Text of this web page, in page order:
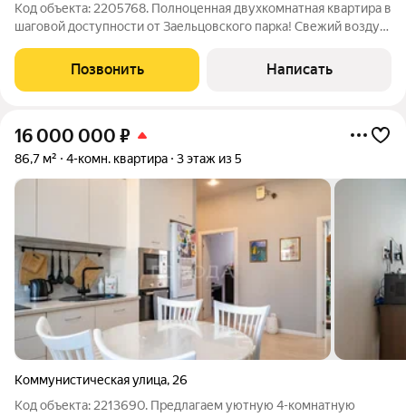
Код объекта: 2205768. Полноценная двухкомнатная квартира в
шаговой доступности от Заельцовского парка! Свежий воздух,
изолированные комнаты, остекленный панорамный балкон,
мебель. С документами
Позвонить Написать
16 000 000 ₽
86,7 м² 4-комн. квартира 3 этаж из 5
Коммунистическая улица, 26
Код объекта: 2213690. Предлагаем уютную 4-комнатную